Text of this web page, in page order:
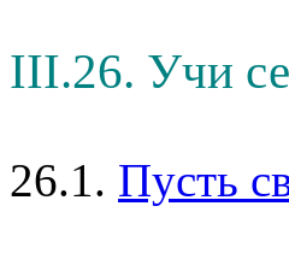
III.26. Учи
26.1. Пусть